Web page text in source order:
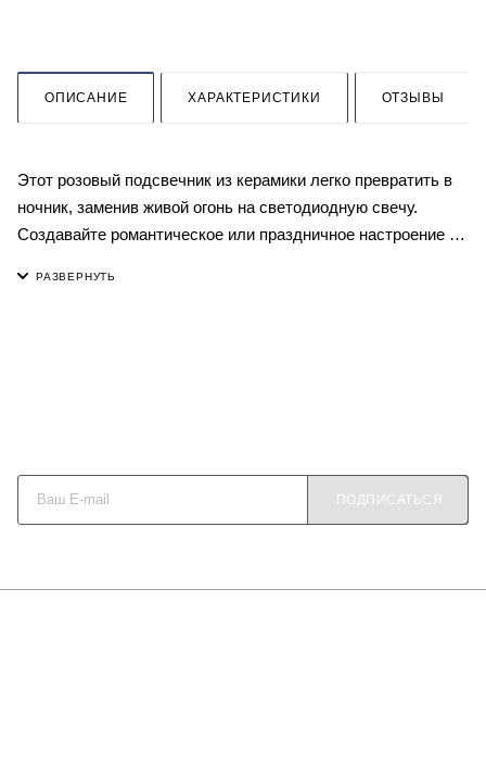
ОПИСАНИЕ ХАРАКТЕРИСТИКИ ОТЗЫВЫ
Этот розовый подсвечник из керамики легко превратить в
ночник, заменив живой огонь на светодиодную свечу.
Создавайте романтическое или праздничное настроение на
ПОДПИСАТЬСЯ